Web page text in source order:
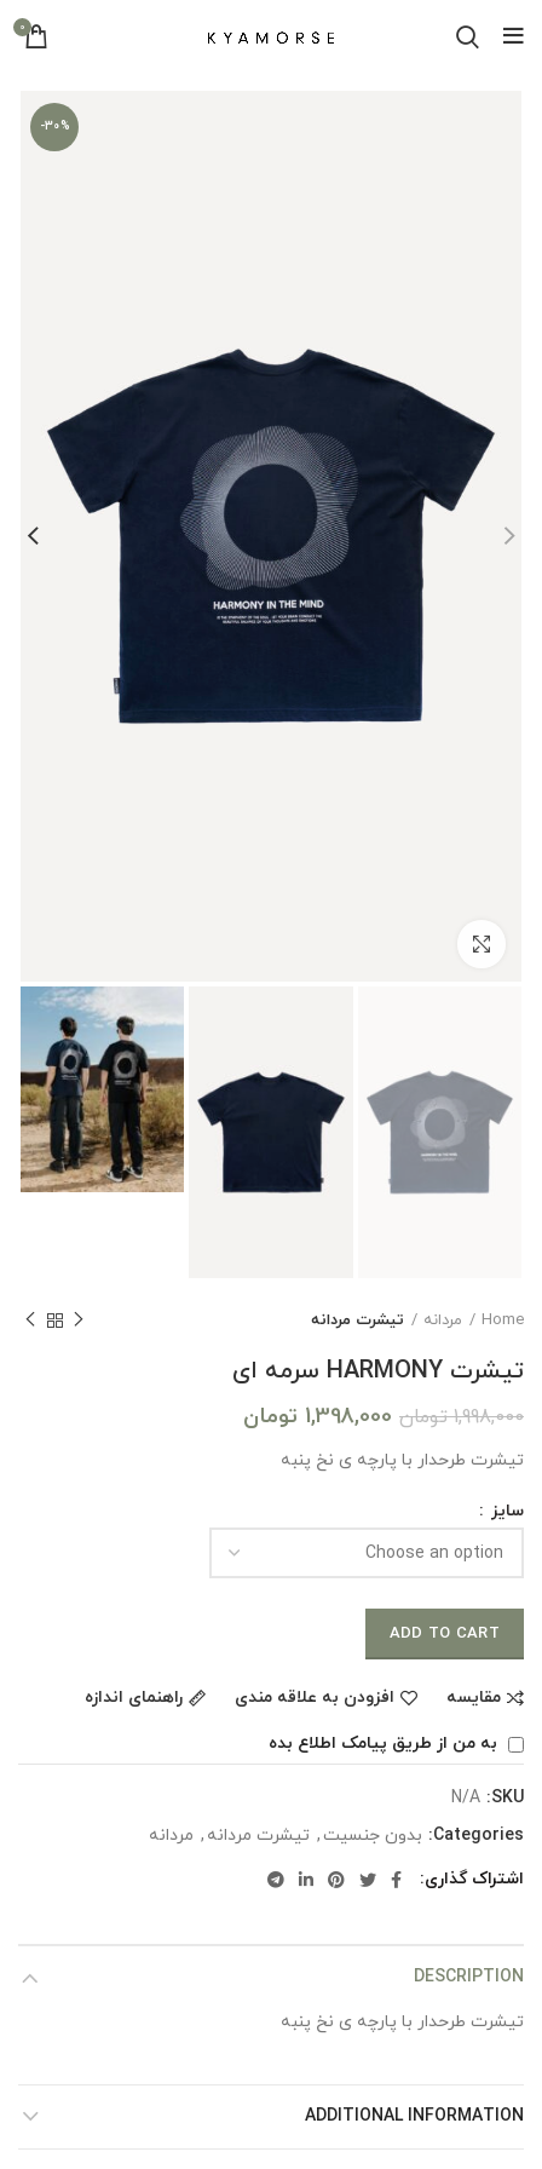
0
-30%
Home مردانه تیشرت مردانه
تیشرت HARMONY سرمه ای
1,998,000 تومان 1,398,000 تومان
تیشرت طرحدار با پارچه ی نخ پنبه
سایز
ADD TO CART
مقایسه افزودن به علاقه مندی
راهنمای اندازه
به من از طریق پیامک اطلاع بده
SKU:
N/A
Categories: بدون جنسیت , تیشرت مردانه , مردانه
اشتراک گذاری
DESCRIPTION
تیشرت طرحدار با پارچه ی نخ پنبه
ADDITIONAL INFORMATION